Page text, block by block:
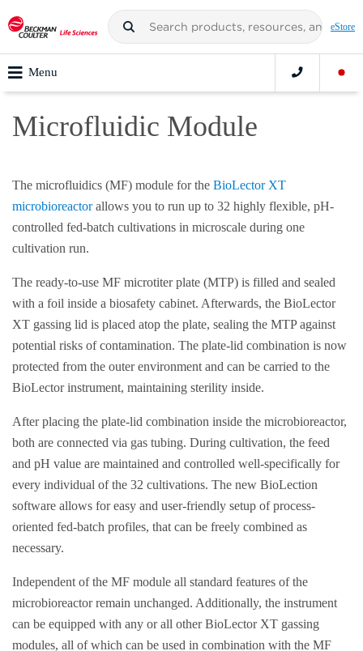
eStore
Menu
Microfluidic Module
The microfluidics (MF) module for the BioLector XT
microbioreactorallows you to run up to 32 highly flexible, pH-
controlled fed-batch cultivations in microscale during one
cultivation run.
The ready-to-use MF microtiter plate (MTP) is filled and sealed
with a foil inside a biosafety cabinet. Afterwards, the BioLector
XT gassing lid is placed atop the plate, sealing the MTP against
potential risks of contamination. The plate-lid combination is now
protected from the outer environment and can be carried to the
BioLector instrument, maintaining sterility inside.
After placing the plate-lid combination inside the microbioreactor,
both are connected via gas tubing. During cultivation, the feed
and pH value are maintained and controlled well-specifically for
every individual of the 32 cultivations. The new BioLection
software allows for easy and user-friendly setup of process-
oriented fed-batch profiles, that can be freely combined as
necessary.
Independent of the MF module all standard features of the
microbioreactor remain unchanged. Additionally, the instrument
can be equipped with any or all other BioLector XT gassing
modules, all of which can be used in combination with the MF